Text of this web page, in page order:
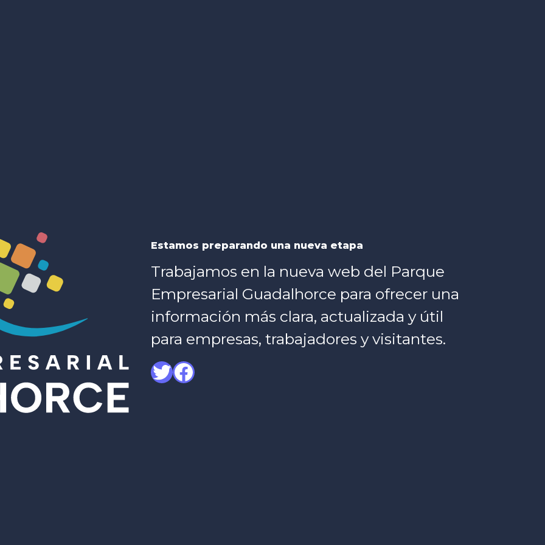
Estamos preparando una nueva etapa
Trabajamos en la nueva web del Parque
Empresarial Guadalhorce para ofrecer una
información más clara, actualizada y útil
para empresas, trabajadores y visitantes.
Twitter
Facebook